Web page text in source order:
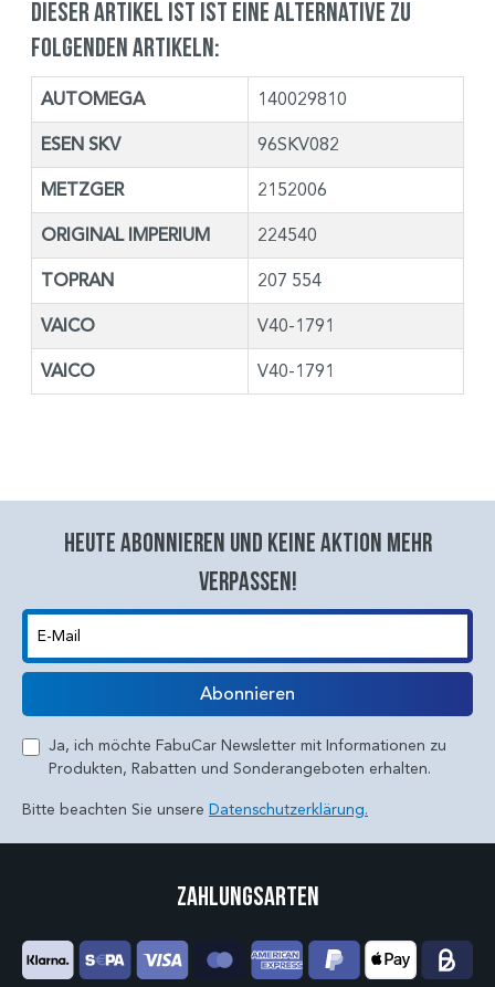
Dieser Artikel ist ist eine Alternative zu
folgenden Artikeln:
AUTOMEGA 140029810
ESEN SKV 96SKV082
METZGER 2152006
ORIGINAL IMPERIUM 224540
TOPRAN 207 554
VAICO V40-1791
VAICO V40-1791
Heute abonnieren und keine aktion mehr
verpassen!
E-Mail
Abonnieren
Ja, ich möchte FabuCar Newsletter mit Informationen zu
Produkten, Rabatten und Sonderangeboten erhalten.
Bitte beachten Sie unsere Datenschutzerklärung.
Zahlungsarten